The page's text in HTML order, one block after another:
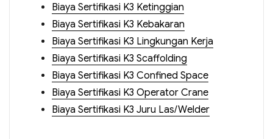
Biaya Sertifikasi K3 Ketinggian
Biaya Sertifikasi K3 Kebakaran
Biaya Sertifikasi K3 Lingkungan Kerja
Biaya Sertifikasi K3 Scaffolding
Biaya Sertifikasi K3 Confined Space
Biaya Sertifikasi K3 Operator Crane
Biaya Sertifikasi K3 Juru Las/Welder